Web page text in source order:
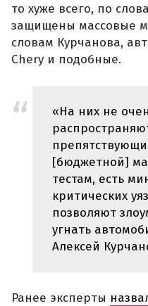
то хуже всего, по
защищены массовые
словам Курчанова,
Chery и подобные.
«На них не
[бюджетной]
тестам, есть
критических
позволяют
угнать
Алексей
Ранее эксперты